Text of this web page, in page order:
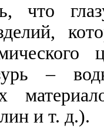
что
–
и т. д.).